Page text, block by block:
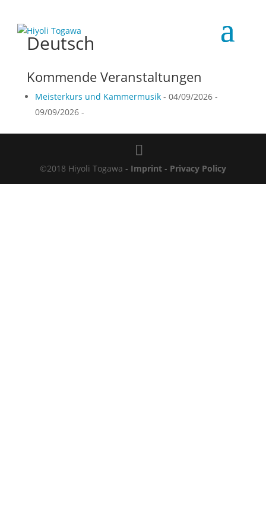
Deutsch
Kommende Veranstaltungen
Meisterkurs und Kammermusik- 04/09/2026 -
09/09/2026 -
©2018 Hiyoli Togawa - Imprint- Privacy Policy